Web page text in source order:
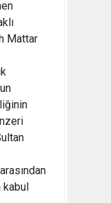
Mattar
kabul